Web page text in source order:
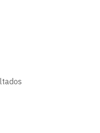
Ordenado